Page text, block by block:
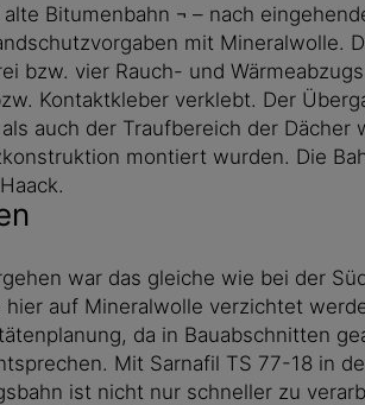
Bitumenbahn ¬ – nach
mit Mineralwolle.
vier Rauch- und
Kontaktkleber verklebt. Der
auch der Traufbereich der
montiert wurden. Die
war das gleiche wie bei der
auf Mineralwolle verzichtet
da in Bauabschnitten
Mit Sarnafil TS 77-18 in
ist nicht nur schneller zu